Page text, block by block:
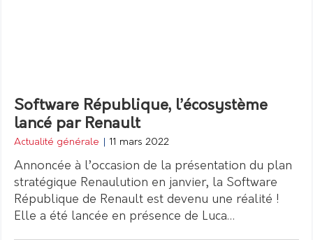
Software République, l’écosystème
lancé par Renault
Actualité générale 11 mars 2022
Annoncée à l’occasion de la présentation du plan
stratégique Renaulution en janvier, la Software
République de Renault est devenu une réalité !
Elle a été lancée en présence de Luca…